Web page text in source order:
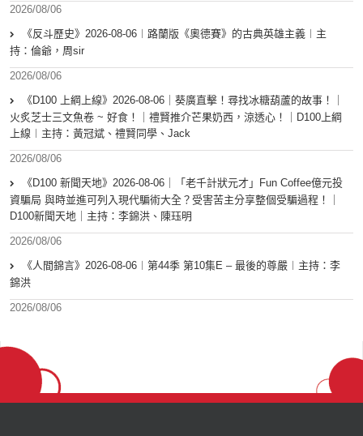
2026/08/06
《反斗歷史》2026-08-06︱路蘭版《奧德賽》的古典英雄主義︱主
持：倫爺，周sir
2026/08/06
《D100 上綱上線》2026-08-06｜葵廣直擊！尋找冰糖葫蘆的故事！｜
火炙芝士三文魚卷 ~ 好食！｜禮賢推介芒果奶西，涼透心！｜D100上綱
上線︱主持：黃冠斌、禮賢同學、Jack
2026/08/06
《D100 新聞天地》2026-08-06｜「老千計狀元才」Fun Coffee億元投
資騙局 與時並進可列入現代騙術大全？受害苦主分享整個受騙過程！｜
D100新聞天地｜主持：李錦洪、陳珏明
2026/08/06
《人間錦言》2026-08-06︱第44季 第10集E – 最後的尊嚴︱主持：李
錦洪
2026/08/06